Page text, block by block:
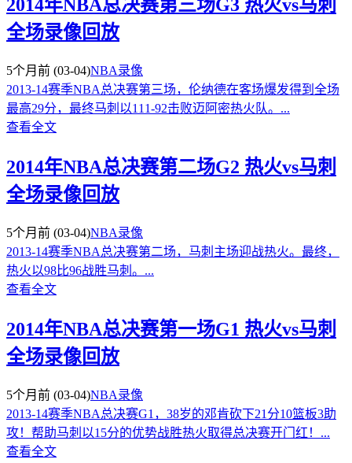
2014年NBA总决赛第三场G3 热火vs马刺
全场录像回放
5个月前 (03-04)NBA录像
2013-14赛季NBA总决赛第三场，伦纳德在客场爆发得到全场
最高29分，最终马刺以111-92击败迈阿密热火队。...
查看全文
2014年NBA总决赛第二场G2 热火vs马刺
全场录像回放
5个月前 (03-04)NBA录像
2013-14赛季NBA总决赛第二场，马刺主场迎战热火。最终，
热火以98比96战胜马刺。...
查看全文
2014年NBA总决赛第一场G1 热火vs马刺
全场录像回放
5个月前 (03-04)NBA录像
2013-14赛季NBA总决赛G1，38岁的邓肯砍下21分10篮板3助
攻！帮助马刺以15分的优势战胜热火取得总决赛开门红！...
查看全文